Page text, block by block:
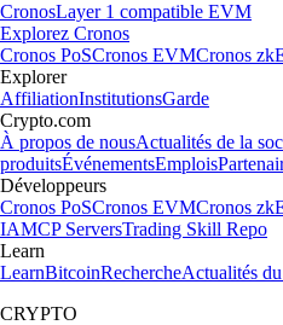
CronosLayer 1 compatible EVM
Explorez Cronos
Cronos PoSCronos EVMCronos
Explorer
AffiliationInstitutionsGarde
Crypto.com
À propos de nousActualités de la
produitsÉvénementsEmplois
Développeurs
Cronos PoSCronos EVMCronos
IAMCP ServersTrading Skill Repo
Learn
LearnBitcoinRechercheActualités
CRYPTO